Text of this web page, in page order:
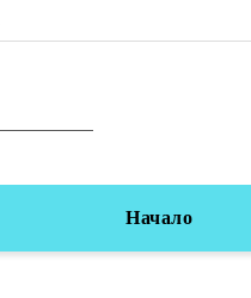
Начало